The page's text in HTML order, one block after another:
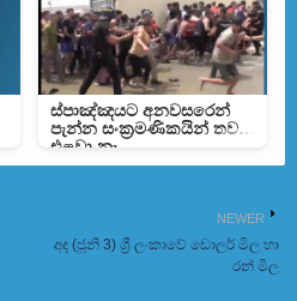
ස්පාඤ්ඤයට අනවසරෙන්
පැන්න සංක්‍රමණිකයින් තවම
එළවා නෑ
NEWER
අද (ජූනි 3) ශ්‍රී ලංකාවේ ඩොලර් මිල හා
රන් මිල